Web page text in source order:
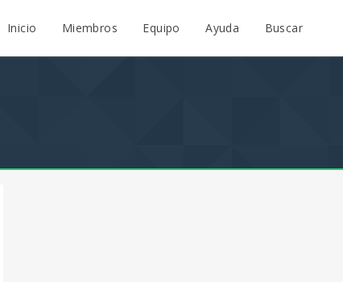
Inicio Miembros Equipo Ayuda Buscar